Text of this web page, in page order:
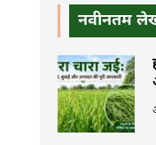
नवीनतम